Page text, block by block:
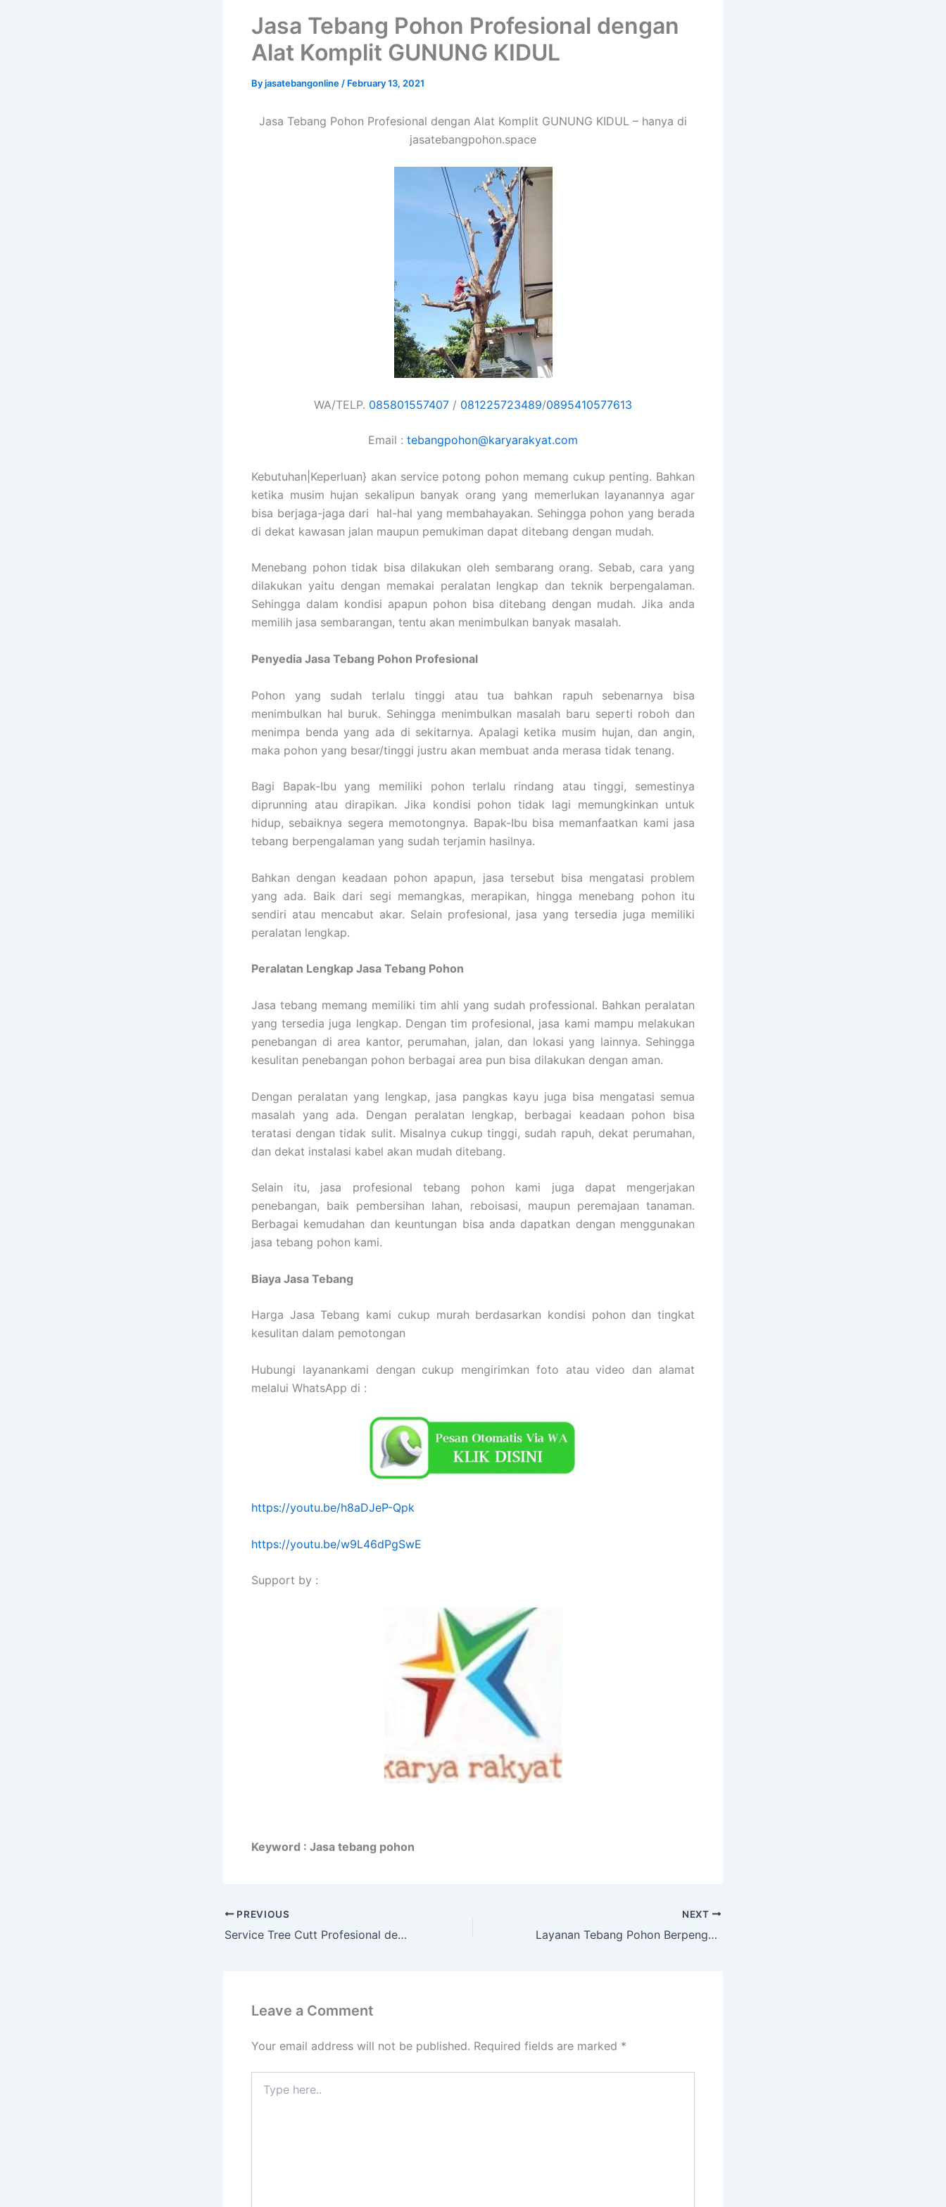
Jasa Tebang Pohon Profesional dengan
Alat Komplit GUNUNG KIDUL
Byjasatebangonline / February 13, 2021
Jasa Tebang Pohon Profesional dengan Alat Komplit GUNUNG KIDUL – hanya di
jasatebangpohon.space
WA/TELP. 085801557407 / 081225723489/0895410577613
Email : tebangpohon@karyarakyat.com
Kebutuhan|Keperluan} akan service potong pohon memang cukup penting. Bahkan
ketika musim hujan sekalipun banyak orang yang memerlukan layanannya agar
bisa berjaga-jaga dari hal-hal yang membahayakan. Sehingga pohon yang berada
di dekat kawasan jalan maupun pemukiman dapat ditebang dengan mudah.
Menebang pohon tidak bisa dilakukan oleh sembarang orang. Sebab, cara yang
dilakukan yaitu dengan memakai peralatan lengkap dan teknik berpengalaman.
Sehingga dalam kondisi apapun pohon bisa ditebang dengan mudah. Jika anda
memilih jasa sembarangan, tentu akan menimbulkan banyak masalah.
Penyedia Jasa Tebang Pohon Profesional
Pohon yang sudah terlalu tinggi atau tua bahkan rapuh sebenarnya bisa
menimbulkan hal buruk. Sehingga menimbulkan masalah baru seperti roboh dan
menimpa benda yang ada di sekitarnya. Apalagi ketika musim hujan, dan angin,
maka pohon yang besar/tinggi justru akan membuat anda merasa tidak tenang.
Bagi Bapak-Ibu yang memiliki pohon terlalu rindang atau tinggi, semestinya
diprunning atau dirapikan. Jika kondisi pohon tidak lagi memungkinkan untuk
hidup, sebaiknya segera memotongnya. Bapak-Ibu bisa memanfaatkan kami jasa
tebang berpengalaman yang sudah terjamin hasilnya.
Bahkan dengan keadaan pohon apapun, jasa tersebut bisa mengatasi problem
yang ada. Baik dari segi memangkas, merapikan, hingga menebang pohon itu
sendiri atau mencabut akar. Selain profesional, jasa yang tersedia juga memiliki
peralatan lengkap.
Peralatan Lengkap Jasa Tebang Pohon
Jasa tebang memang memiliki tim ahli yang sudah professional. Bahkan peralatan
yang tersedia juga lengkap. Dengan tim profesional, jasa kami mampu melakukan
penebangan di area kantor, perumahan, jalan, dan lokasi yang lainnya. Sehingga
kesulitan penebangan pohon berbagai area pun bisa dilakukan dengan aman.
Dengan peralatan yang lengkap, jasa pangkas kayu juga bisa mengatasi semua
masalah yang ada. Dengan peralatan lengkap, berbagai keadaan pohon bisa
teratasi dengan tidak sulit. Misalnya cukup tinggi, sudah rapuh, dekat perumahan,
dan dekat instalasi kabel akan mudah ditebang.
Selain itu, jasa profesional tebang pohon kami juga dapat mengerjakan
penebangan, baik pembersihan lahan, reboisasi, maupun peremajaan tanaman.
Berbagai kemudahan dan keuntungan bisa anda dapatkan dengan menggunakan
jasa tebang pohon kami.
Biaya Jasa Tebang
Harga Jasa Tebang kami cukup murah berdasarkan kondisi pohon dan tingkat
kesulitan dalam pemotongan
Hubungi layanankami dengan cukup mengirimkan foto atau video dan alamat
melalui WhatsApp di :
https://youtu.be/h8aDJeP-Qpk
https://youtu.be/w9L46dPgSwE
Support by :
Keyword : Jasa tebang pohon
PREVIOUS
Service Tree Cutt Profesional dengan Peralatan Komplit BENER
NEXT
Layanan Tebang Pohon Berpengalaman dengan Alat Komplit Samigaluh
Leave a Comment
Your email address will not be published. Required fields are marked *
here..